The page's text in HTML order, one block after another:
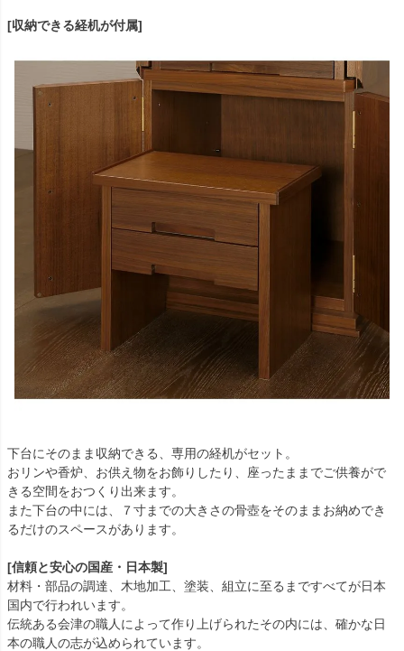
[収納できる経机が付属]
下台にそのまま収納できる、専用の経机がセット。
おリンや香炉、お供え物をお飾りしたり、座ったままでご供養がで
きる空間をおつくり出来ます。
また下台の中には、７寸までの大きさの骨壺をそのままお納めでき
るだけのスペースがあります。
[信頼と安心の国産・日本製]
材料・部品の調達、木地加工、塗装、組立に至るまですべてが日本
国内で行われいます。
伝統ある会津の職人によって作り上げられたその内には、確かな日
本の職人の志が込められています。